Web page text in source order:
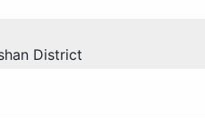
District